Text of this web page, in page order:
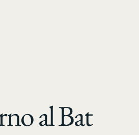
al Bat